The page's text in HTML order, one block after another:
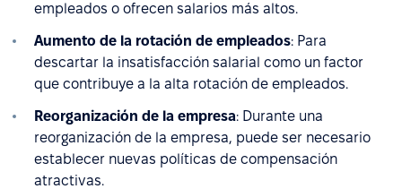
empleados o ofrecen salarios más altos.
Aumento de la rotación de empleados: Para
descartar la insatisfacción salarial como un factor
que contribuye a la alta rotación de empleados.
Reorganización de la empresa: Durante una
reorganización de la empresa, puede ser necesario
establecer nuevas políticas de compensación
atractivas.